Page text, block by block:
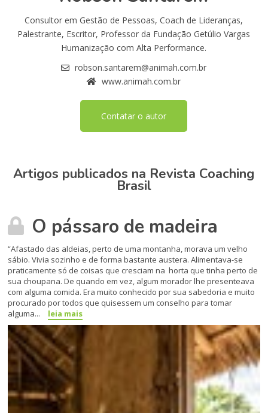
Consultor em Gestão de Pessoas, Coach de Lideranças,
Palestrante, Escritor, Professor da Fundação Getúlio Vargas
Humanização com Alta Performance.
robson.santarem@animah.com.br
www.animah.com.br
Contatar o autor
Artigos publicados na Revista Coaching
Brasil
O pássaro de madeira
“Afastado das aldeias, perto de uma montanha, morava um velho
sábio. Vivia sozinho e de forma bastante austera. Alimentava-se
praticamente só de coisas que cresciam na horta que tinha perto de
sua choupana. De quando em vez, algum morador lhe presenteava
com alguma comida. Era muito conhecido por sua sabedoria e muito
procurado por todos que quisessem um conselho para tomar
alguma...
leia mais